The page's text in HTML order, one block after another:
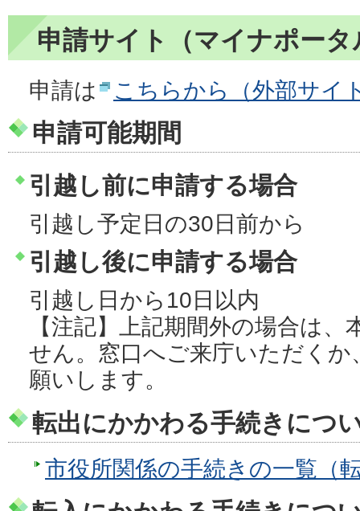
申請サイト（マイナポータ
申請は こちらから（外部サイ
申請可能期間
引越し前に申請する場合
引越し予定日の30日前から
引越し後に申請する場合
引越し日から10日以内
【注記】上記期間外の場合は
せん。窓口へご来庁いただく
願いします。
転出にかかわる手続きにつ
市役所関係の手続きの一覧（